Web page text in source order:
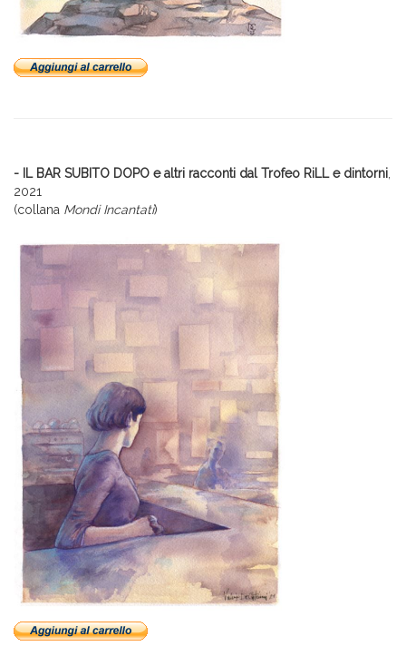
- IL BAR SUBITO DOPO e altri racconti dal Trofeo RiLL e dintorni
2021
(collana Mondi Incantati)